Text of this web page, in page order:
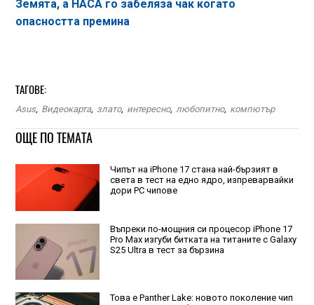
Земята, а НАСА го забеляза чак когато
опасността премина
ТАГОВЕ:
Asus, Видеокарта, злато, интересно, любопитно, компютър
ОЩЕ ПО ТЕМАТА
Чипът на iPhone 17 стана най-бързият в
света в тест на едно ядро, изпреварвайки
дори РС чипове
Въпреки по-мощния си процесор iPhone 17
Pro Max изгуби битката на титаните с Galaxy
S25 Ultra в тест за бързина
Това е Panther Lake: новото поколение чип